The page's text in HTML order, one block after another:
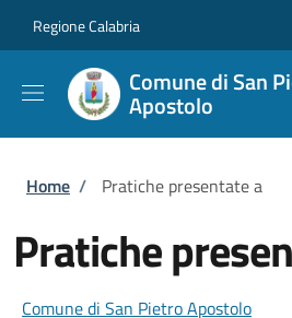
Regione Calabria
Comune di San
Apostolo
Briciole di pane
Home / Pratiche presentate a
Pratiche
Comune di San Pietro Apostolo